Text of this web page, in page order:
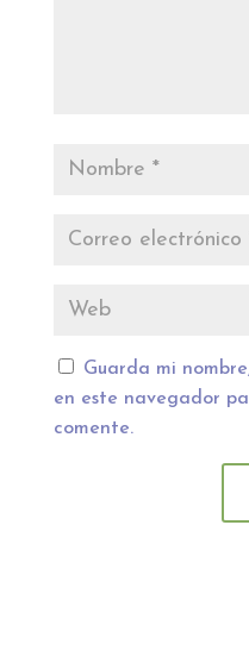
Guarda mi
en este navegador
comente.